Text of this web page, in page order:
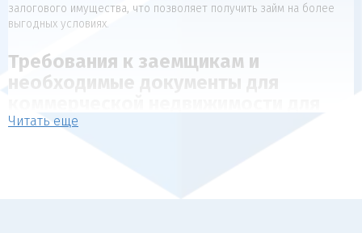
залогового имущества, что позволяет получить займ на более
выгодных условиях.
Требования к заемщикам и
необходимые документы для
коммерческой недвижимости
Читать еще